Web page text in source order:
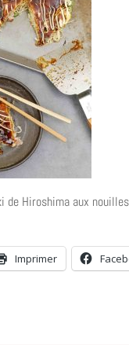
de Hiroshima aux
Imprimer